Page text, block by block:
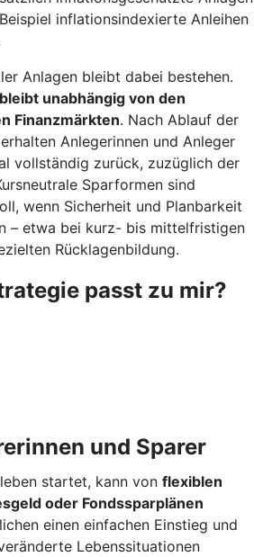
inflationsindexierte Anleihen
Anlagen bleibt dabei bestehen.
unabhängig von den
Finanzmärkten. Nach Ablauf der
Anlegerinnen und Anleger
vollständig zurück, zuzüglich der
Sparformen sind
wenn Sicherheit und Planbarkeit
– etwa bei kurz- bis mittelfristigen
Rücklagenbildung.
passt zu mir?
und Sparer
startet, kann von flexiblen
oder Fondssparplänen
einen einfachen Einstieg und
Lebenssituationen